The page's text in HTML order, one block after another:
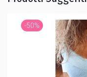
-50%